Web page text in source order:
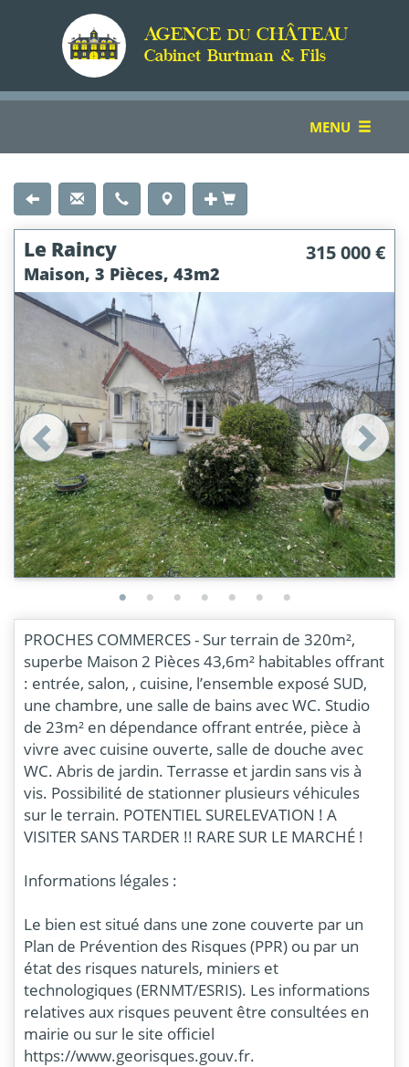
AGENCE DUCHÂTEAU
Cabinet Burtman & Fils
TOGGLE
MENU
Le Raincy 315 000 €
Maison, 3 Pièces, 43m2
PROCHES COMMERCES - Sur terrain de 320m²,
superbe Maison 2 Pièces 43,6m² habitables offrant
: entrée, salon, , cuisine, l’ensemble exposé SUD,
une chambre, une salle de bains avec WC. Studio
de 23m² en dépendance offrant entrée, pièce à
vivre avec cuisine ouverte, salle de douche avec
WC. Abris de jardin. Terrasse et jardin sans vis à
vis. Possibilité de stationner plusieurs véhicules
sur le terrain. POTENTIEL SURELEVATION ! A
VISITER SANS TARDER !! RARE SUR LE MARCHÉ !
Informations légales :
Le bien est situé dans une zone couverte par un
Plan de Prévention des Risques (PPR) ou par un
état des risques naturels, miniers et
technologiques (ERNMT/ESRIS). Les informations
relatives aux risques peuvent être consultées en
mairie ou sur le site officiel
https://www.georisques.gouv.fr.